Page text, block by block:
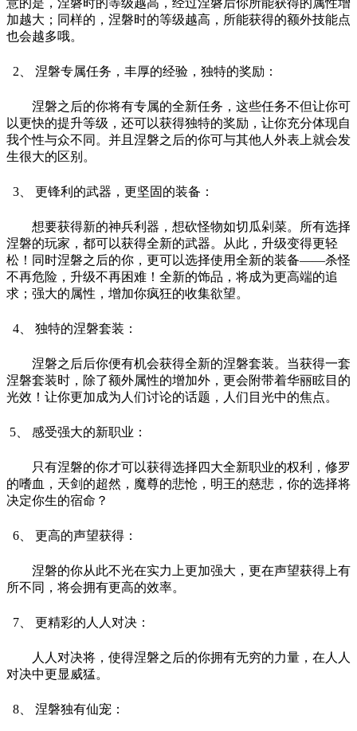
意的是，涅磐时的等级越高，经过涅磐后你所能获得的属性增
加越大；同样的，涅磐时的等级越高，所能获得的额外技能点
也会越多哦。
2、 涅磐专属任务，丰厚的经验，独特的奖励：
涅磐之后的你将有专属的全新任务，这些任务不但让你可
以更快的提升等级，还可以获得独特的奖励，让你充分体现自
我个性与众不同。并且涅磐之后的你可与其他人外表上就会发
生很大的区别。
3、 更锋利的武器，更坚固的装备：
想要获得新的神兵利器，想砍怪物如切瓜剁菜。所有选择
涅磐的玩家，都可以获得全新的武器。从此，升级变得更轻
松！同时涅磐之后的你，更可以选择使用全新的装备——杀怪
不再危险，升级不再困难！全新的饰品，将成为更高端的追
求；强大的属性，增加你疯狂的收集欲望。
4、 独特的涅磐套装：
涅磐之后后你便有机会获得全新的涅磐套装。当获得一套
涅磐套装时，除了额外属性的增加外，更会附带着华丽眩目的
光效！让你更加成为人们讨论的话题，人们目光中的焦点。
5、 感受强大的新职业：
只有涅磐的你才可以获得选择四大全新职业的权利，修罗
的嗜血，天剑的超然，魔尊的悲怆，明王的慈悲，你的选择将
决定你生的宿命？
6、 更高的声望获得：
涅磐的你从此不光在实力上更加强大，更在声望获得上有
所不同，将会拥有更高的效率。
7、 更精彩的人人对决：
人人对决将，使得涅磐之后的你拥有无穷的力量，在人人
对决中更显威猛。
8、 涅磐独有仙宠：